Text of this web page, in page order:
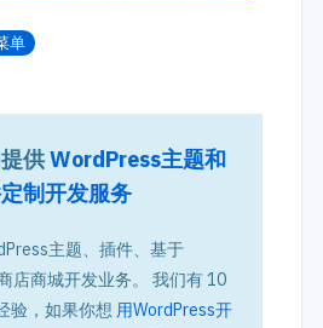
单
供WordPress主题和
制开发服务
主题、插件、基于
店商城开发业务。 我们有 10
验，如果你想 用WordPress开